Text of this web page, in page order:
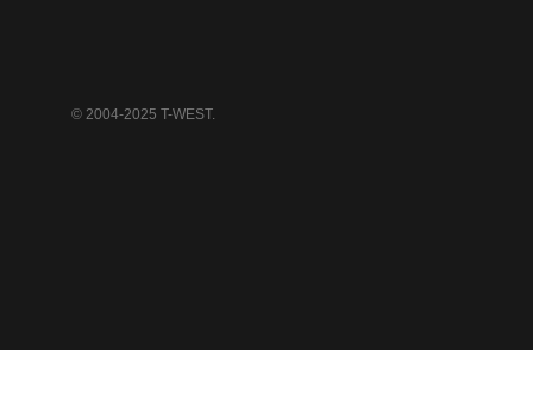
© 2004-2025 T-WEST.